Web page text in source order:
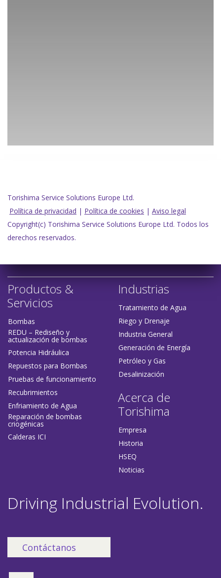
Torishima Service Solutions Europe Ltd.
Política de privacidad | Política de cookies | Aviso legal
Copyright(c) Torishima Service Solutions Europe Ltd. Todos los
derechos reservados.
Productos &
Servicios
Bombas
REDU – Rediseño y
actualización de bombas
Potencia Hidráulica
Repuestos para Bombas
Pruebas de funcionamiento
Recubrimientos
Enfriamiento de Agua
Reparación de bombas
criogénicas
Calderas ICI
Industrias
Tratamiento de Agua
Riego y Drenaje
Industria General
Generación de Energía
Petróleo y Gas
Desalinización
Acerca de
Torishima
Empresa
Historia
HSEQ
Noticias
Driving Industrial Evolution.
Contáctanos